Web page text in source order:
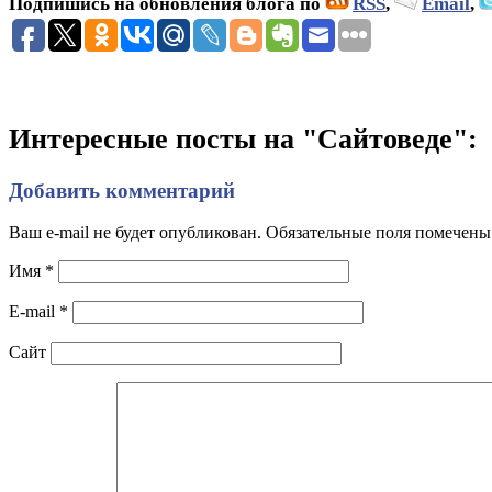
Подпишись на обновления блога по RSS, Email,
Интересные посты на "Сайтоведе":
Добавить комментарий
Ваш e-mail не будет опубликован. Обязательные поля помечены
Имя *
E-mail *
Сайт